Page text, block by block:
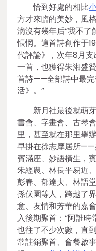
恰到好處的相比
方才來臨的美妙，風
滴沒有幾年后“我不了
悵惘。這首詩創作于
代評論》，次年8月
一首，也獲得朱湘盛
首詩——全部詩中最完
活》。”
新月社最後就萌
書會、字畫會、古琴
里，甚至就在那里舉
早掛在徐志摩居所——
賓滿座、妙語橫生，
朱經農、林長平易近
彭春、郁達夫、林語
孫伏園等人，跨越了
意、友情和芳華的嘉
入後期聚首：“阿誰
也往了不少次數，直
常註銷聚首、會餐啟